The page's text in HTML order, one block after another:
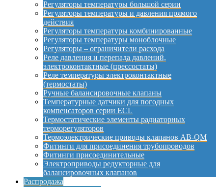
Регуляторы температуры большой серии
Регуляторы температуры и давления прямого
действия
Регуляторы температуры комбинированные
Регуляторы температуры моноблочные
Регуляторы – ограничители расхода
Реле давления и перепада давлений,
электроконтактные (прессостаты)
Реле температуры электроконтактные
(термостаты)
Ручные балансировочные клапаны
Температурные датчики для погодных
компенсаторов серии ECL
Термостатические элементы радиаторных
терморегуляторов
Термоэлектрические приводы клапанов AB-QM
Фитинги для присоединения трубопроводов
Фитинги присоединительные
Электроприводы редукторные для
балансировочных клапанов
Распродажа